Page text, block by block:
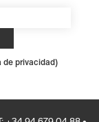
de privacidad)